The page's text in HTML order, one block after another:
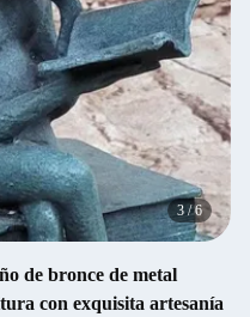
3 /6
de bronce de metal
con exquisita artesanía